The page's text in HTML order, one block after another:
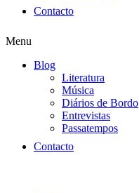
Contacto
Menu
Blog
Literatura
Música
Diários de Bordo
Entrevistas
Passatempos
Contacto